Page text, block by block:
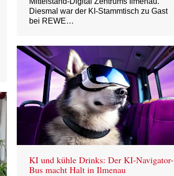
Diesmal war der KI-Stammtisch zu Gast
bei REWE…
KI und kühle Drinks: Der KI-Navigator-
Bus macht Halt in Ilmenau